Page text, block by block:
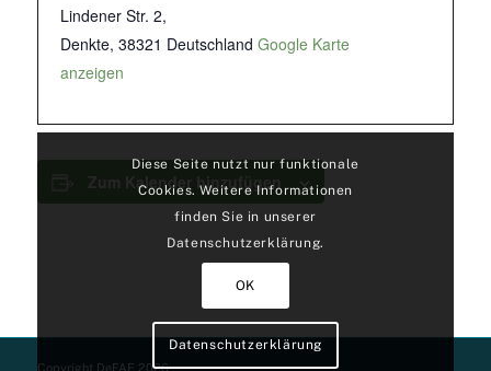
Lindener Str. 2,
Denkte, 38321 Deutschland Google Karte
anzeigen
Zum Kalender hinzufügen
Copyright DeFAF 2026
Diese Seite nutzt nur funktionale
Cookies. Weitere Informationen
finden Sie in unserer
Datenschutzerklärung.
OK
Datenschutzerklärung